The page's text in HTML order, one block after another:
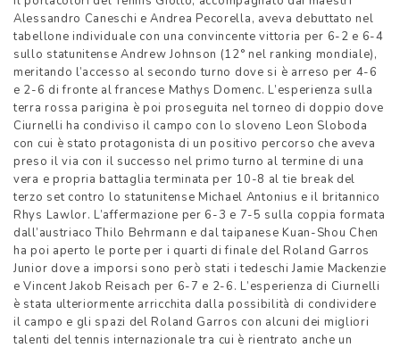
Alessandro Caneschi e Andrea Pecorella, aveva debuttato nel
tabellone individuale con una convincente vittoria per 6-2 e 6-4
sullo statunitense Andrew Johnson (12° nel ranking mondiale),
meritando l’accesso al secondo turno dove si è arreso per 4-6
e 2-6 di fronte al francese Mathys Domenc. L’esperienza sulla
terra rossa parigina è poi proseguita nel torneo di doppio dove
Ciurnelli ha condiviso il campo con lo sloveno Leon Sloboda
con cui è stato protagonista di un positivo percorso che aveva
preso il via con il successo nel primo turno al termine di una
vera e propria battaglia terminata per 10-8 al tie break del
terzo set contro lo statunitense Michael Antonius e il britannico
Rhys Lawlor. L’affermazione per 6-3 e 7-5 sulla coppia formata
dall’austriaco Thilo Behrmann e dal taipanese Kuan-Shou Chen
ha poi aperto le porte per i quarti di finale del Roland Garros
Junior dove a imporsi sono però stati i tedeschi Jamie Mackenzie
e Vincent Jakob Reisach per 6-7 e 2-6. L’esperienza di Ciurnelli
è stata ulteriormente arricchita dalla possibilità di condividere
il campo e gli spazi del Roland Garros con alcuni dei migliori
talenti del tennis internazionale tra cui è rientrato anche un